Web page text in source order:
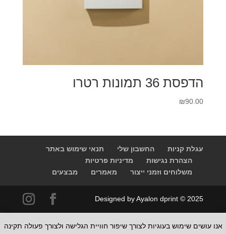
אנו עושים שימוש בעוגיות לצורך שיפור חוויית הגלישה ולצורך פעולה תקינה
הדפסת 36 תמונות רטרו
₪90.00
עגלת קניות החשבון שלי
תנאי שימוש באתר
הצהרת נגישות
מדיניות פרטיות
משלוחים וזמני ייצור
מאמרים מבצעים
Designed by Ayalon dprint © 2025